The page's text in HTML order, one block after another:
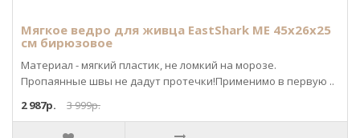
Мягкое ведро для живца EastShark ME 45х26х25
см бирюзовое
Материал - мягкий пластик, не ломкий на морозе.
Пропаянные швы не дадут протечки!Применимо в первую ..
2 987р.
3 999р.